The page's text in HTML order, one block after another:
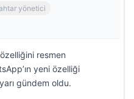
yönetici
özelliğini resmen
yeni özelliği
gündem oldu.